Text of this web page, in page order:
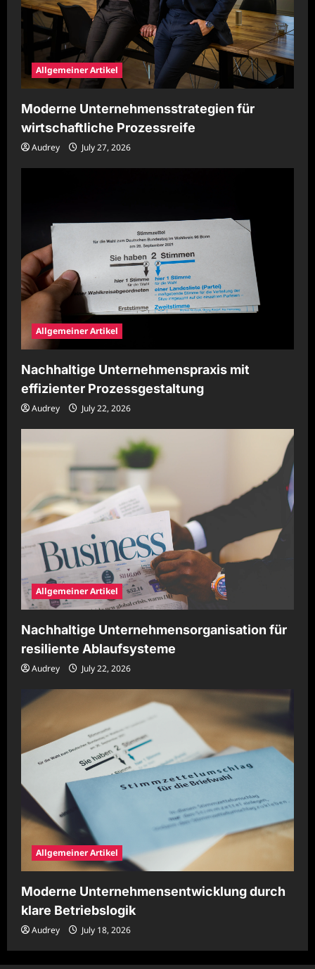
Allgemeiner Artikel
Moderne Unternehmensstrategien für
wirtschaftliche Prozessreife
Audrey July 27, 2026
Allgemeiner Artikel
Nachhaltige Unternehmenspraxis mit
effizienter Prozessgestaltung
Audrey July 22, 2026
Allgemeiner Artikel
Nachhaltige Unternehmensorganisation für
resiliente Ablaufsysteme
Audrey July 22, 2026
Allgemeiner Artikel
Moderne Unternehmensentwicklung durch
klare Betriebslogik
Audrey July 18, 2026